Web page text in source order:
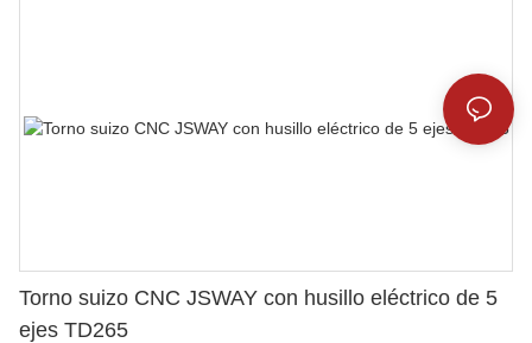
Torno suizo CNC JSWAY con husillo eléctrico de 5
ejes TD265